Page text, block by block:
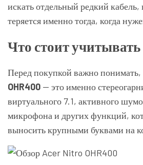
искать отдельный редкий
теряется именно тогда, когда
Что стоит учитывать
Перед покупкой важно понимать,
OHR400 — это именно
виртуального 7.1, активного
микрофона и других функций,
выносить крупными буквами на